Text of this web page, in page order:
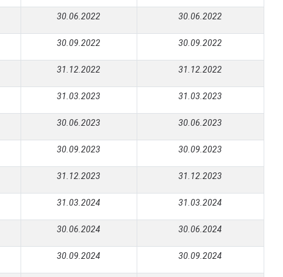
30.06.2022 30.06.2022
30.09.2022 30.09.2022
31.12.2022 31.12.2022
31.03.2023 31.03.2023
30.06.2023 30.06.2023
30.09.2023 30.09.2023
31.12.2023 31.12.2023
31.03.2024 31.03.2024
30.06.2024 30.06.2024
30.09.2024 30.09.2024